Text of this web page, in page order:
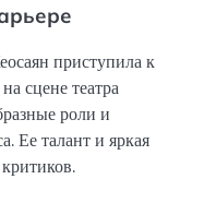
приступила к
сцене театра
роли и
Ее талант и яркая